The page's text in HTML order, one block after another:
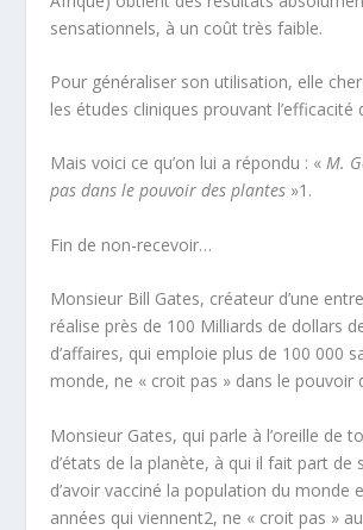
sensationnels, à un coût très faible.
Pour généraliser son utilisation, elle
les études cliniques prouvant l’efficacité
Mais voici ce qu’on lui a répondu : «M.
pas dans le pouvoir des plantes »1 .
Fin de non-recevoir…
Monsieur Bill Gates, créateur d’une
réalise près de 100 Milliards de dollars
d’affaires, qui emploie plus de 100 000
monde, ne « croit pas » dans le pouvoir
Monsieur Gates, qui parle à l’oreille de
d’états de la planète, à qui il fait part de
d’avoir vacciné la population du monde
années qui viennent2, ne « croit pas »